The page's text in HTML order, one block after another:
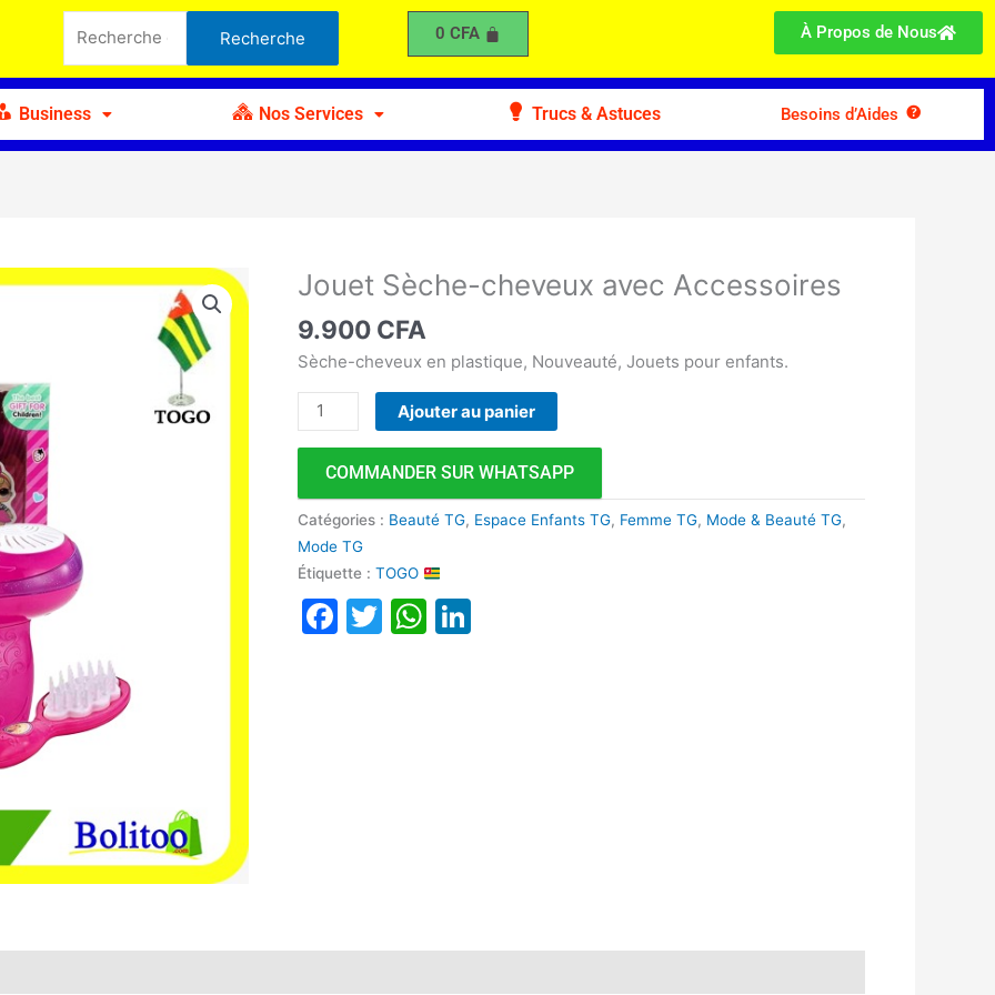
pour :
Recherche 0 CFA À Propos de Nous
Business Nos Services Trucs & Astuces Besoins d’Aides
Jouet Sèche-cheveux avec Accessoires
9.900 CFA
Sèche-cheveux en plastique, Nouveauté, Jouets pour enfants.
quantité
Jouet
Sèche-
avec
Ajouter au panier
COMMANDER SUR WHATSAPP
Catégories : Beauté TG, Espace Enfants TG, Femme TG, Mode & Beauté TG,
Mode TG
Étiquette :TOGO
Facebook
TwitterWhatsApp
Accessoires